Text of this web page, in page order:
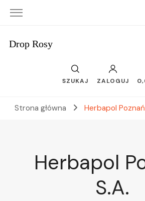
Drop Rosy
SZUKAJ ZALOGUJ
Strona główna Herbapol Poznań
Herbapol
S.A.